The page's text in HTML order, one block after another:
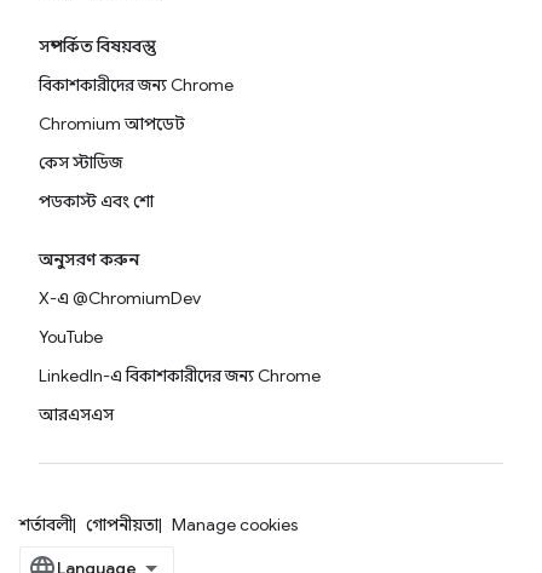
সম্পর্কিত বিষয়বস্তু
বিকাশকারীদের জন্য Chrome
Chromium আপডেট
কেস স্টাডিজ
পডকাস্ট এবং শো
অনুসরণ করুন
X-এ @ChromiumDev
YouTube
LinkedIn-এ বিকাশকারীদের জন্য Chrome
আরএসএস
শর্তাবলী গোপনীয়তা Manage cookies